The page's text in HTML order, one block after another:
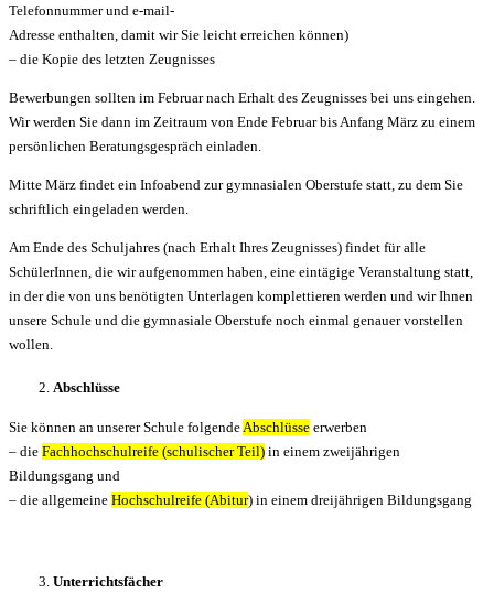
Telefonnummer und e-mail-
Adresse enthalten, damit wir Sie leicht erreichen können)
– die Kopie des letzten Zeugnisses
Bewerbungen sollten im Februar nach Erhalt des Zeugnisses bei uns eingehen.
Wir werden Sie dann im Zeitraum von Ende Februar bis Anfang März zu einem
persönlichen Beratungsgespräch einladen.
Mitte März findet ein Infoabend zur gymnasialen Oberstufe statt, zu dem Sie
schriftlich eingeladen werden.
Am Ende des Schuljahres (nach Erhalt Ihres Zeugnisses) findet für alle
SchülerInnen, die wir aufgenommen haben, eine eintägige Veranstaltung statt,
in der die von uns benötigten Unterlagen komplettieren werden und wir Ihnen
unsere Schule und die gymnasiale Oberstufe noch einmal genauer vorstellen
wollen.
Abschlüsse
Sie können an unserer Schule folgende Abschlüsse erwerben
– die Fachhochschulreife (schulischer Teil) in einem zweijährigen
Bildungsgang und
– die allgemeine Hochschulreife (Abitur) in einem dreijährigen Bildungsgang
Unterrichtsfächer